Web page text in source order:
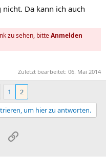
Da kann ich auch
zu sehen, bitteAnmelden
Zuletzt bearbeitet: 06. Mai 2014
1
2
um hier zu antworten.
MailLink